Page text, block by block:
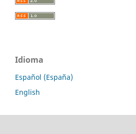
Idioma
Español (España)
English